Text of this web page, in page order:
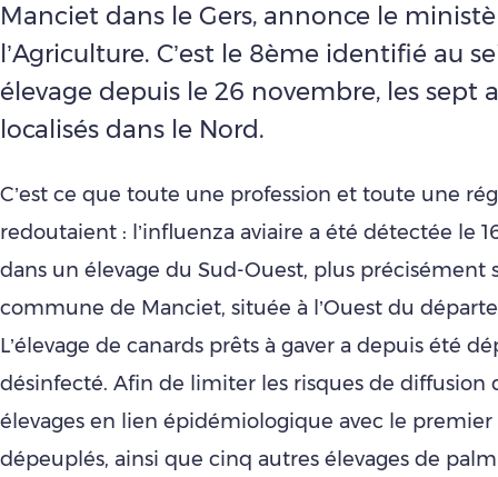
Manciet dans le Gers, annonce le
l’Agriculture. C’est le 8ème identifié au
élevage depuis le 26 novembre, les sept
localisés dans le Nord.
C’est ce que toute une profession et toute une
redoutaient : l’influenza aviaire a été détectée le
dans un élevage du Sud-Ouest, plus précisément
commune de Manciet, située à l’Ouest du
L’élevage de canards prêts à gaver a depuis été
désinfecté. Afin de limiter les risques de diffusion
élevages en lien épidémiologique avec le
dépeuplés, ainsi que cinq autres élevages de